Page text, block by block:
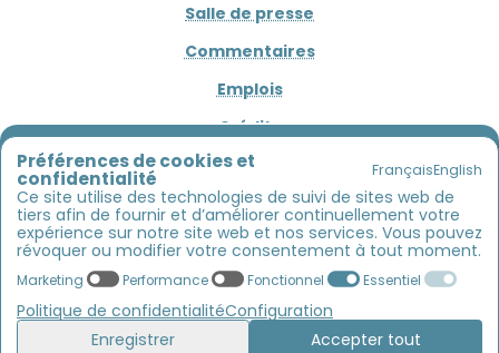
Salle de presse
Commentaires
Emplois
Crédits
CONNECTEZ
1 800 453-4850
L'AVENTURE COMMENCE ICI !!!
Entre estuaire, rivière et montagnes
Kayak de mer, descente de rivière, vélos, SUP:
venez découvrir Charlevoix autrement
» Vous avez trouvé l'activité qui vous
ressemble ?
C'est le moment de réserver !😎
Préférences de cookies et
confidentialité FrançaisEnglish
Ce site utilise des technologies de suivi de sites web de
tiers afin de fournir et d’améliorer continuellement votre
expérience sur notre site web et nos services. Vous pouvez
révoquer ou modifier votre consentement à tout moment.
Marketing Performance Fonctionnel Essentiel
Politique de confidentialitéConfiguration
Enregistrer
Accepter tout